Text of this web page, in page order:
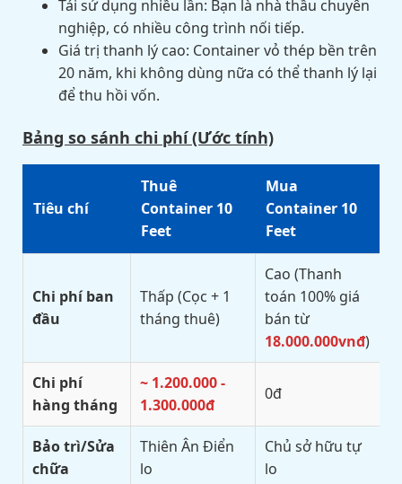
Tái sử dụng nhiều lần: Bạn là nhà thầu chuyên
nghiệp, có nhiều công trình nối tiếp.
Giá trị thanh lý cao: Container vỏ thép bền trên
20 năm, khi không dùng nữa có thể thanh lý lại
để thu hồi vốn.
Bảng so sánh chi phí (Ước tính)
Tiêu chí
Thuê
Container 10
Feet
Mua
Container 10
Feet
Chi phí ban
đầu
Thấp (Cọc + 1
tháng thuê)
Cao (Thanh
toán 100% giá
bán từ
18.000.000vnđ)
Chi phí
hàng tháng
~ 1.200.000 -
1.300.000đ
0đ
Bảo trì/Sửa
chữa
Thiên Ân Điển
lo
Chủ sở hữu tự
lo